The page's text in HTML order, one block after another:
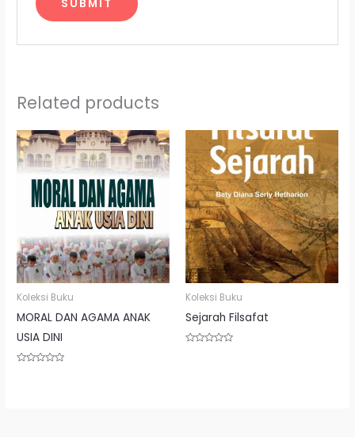
Related products
Koleksi Buku
MORAL DAN AGAMA ANAK
USIA DINI
Koleksi Buku
Sejarah Filsafat